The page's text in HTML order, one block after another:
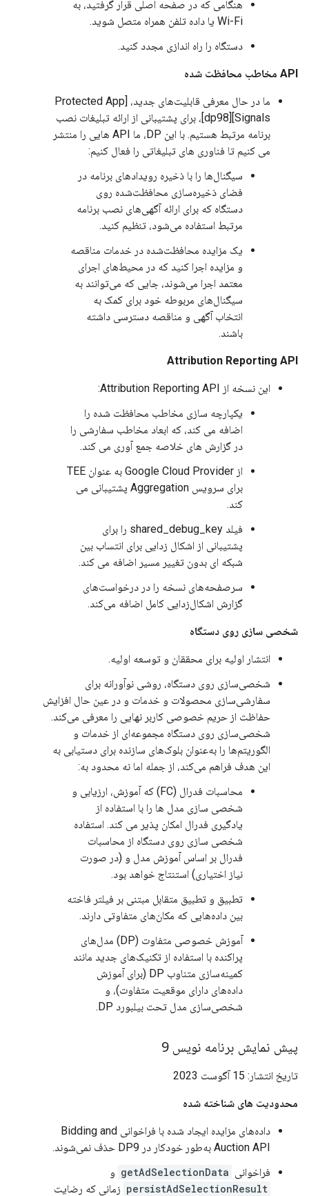
هنگامی که در صفحه اصلی قرار گرفتید، به
Wi-Fi یا داده تلفن همراه متصل شوید.
دستگاه را راه اندازی مجدد کنید.
API مخاطب محافظت شده
ما در حال معرفی قابلیت‌های جدید، [Protected App
Signals][dp98]، برای پشتیبانی از ارائه تبلیغات نصب
برنامه مرتبط هستیم. با این DP، ما API هایی را منتشر
می کنیم تا فناوری های تبلیغاتی را فعال کنیم:
سیگنال‌ها را با ذخیره رویدادهای برنامه در
فضای ذخیره‌سازی محافظت‌شده روی
دستگاه که برای ارائه آگهی‌های نصب برنامه
مرتبط استفاده می‌شود، تنظیم کنید.
یک مزایده محافظت‌شده در خدمات مناقصه
و مزایده اجرا کنید که در محیط‌های اجرای
معتمد اجرا می‌شوند، جایی که می‌توانند به
سیگنال‌های مربوطه خود برای کمک به
انتخاب آگهی و مناقصه دسترسی داشته
باشند.
Attribution Reporting API
این نسخه از Attribution Reporting API:
یکپارچه سازی مخاطب محافظت شده را
اضافه می کند، که ابعاد مخاطب سفارشی را
در گزارش های خلاصه جمع آوری می کند.
از Google Cloud Provider به عنوان TEE
برای سرویس Aggregation پشتیبانی می
کند.
فیلد shared_debug_key را برای
پشتیبانی از اشکال زدایی برای انتساب بین
شبکه ای بدون تغییر مسیر اضافه می کند.
سرصفحه‌های نسخه را در درخواست‌های
گزارش اشکال‌زدایی کامل اضافه می‌کند.
شخصی سازی روی دستگاه
انتشار اولیه برای محققان و توسعه اولیه.
شخصی‌سازی روی دستگاه، روشی نوآورانه برای
سفارشی‌سازی محصولات و خدمات و در عین حال افزایش
حفاظت از حریم خصوصی کاربر نهایی را معرفی می‌کند.
شخصی‌سازی روی دستگاه مجموعه‌ای از خدمات و
الگوریتم‌ها را به‌عنوان بلوک‌های سازنده برای دستیابی به
این هدف فراهم می‌کند، از جمله اما نه محدود به:
محاسبات فدرال (FC) که آموزش، ارزیابی و
شخصی سازی مدل ها را با استفاده از
یادگیری فدرال امکان پذیر می کند. استفاده
شخصی سازی روی دستگاه از محاسبات
فدرال بر اساس آموزش مدل و (در صورت
نیاز اختیاری) استنتاج خواهد بود.
تطبیق و تطبیق متقابل مبتنی بر فیلتر فاخته
بین داده‌هایی که مکان‌های متفاوتی دارند.
آموزش خصوصی متفاوت (DP) مدل‌های
پراکنده با استفاده از تکنیک‌های جدید مانند
کمینه‌سازی متناوب DP (برای آموزش
داده‌های دارای موقعیت متفاوت)، و
شخصی‌سازی مدل تحت بیلبورد DP.
پیش نمایش برنامه نویس 9
تاریخ انتشار: 15 آگوست 2023
محدودیت های شناخته شده
داده‌های مزایده ایجاد شده با فراخوانی Bidding and
Auction API به‌طور خودکار در DP9 حذف نمی‌شوند.
فراخوانی
getAdSelectionData و
persistAdSelectionResult زمانی که رضایت